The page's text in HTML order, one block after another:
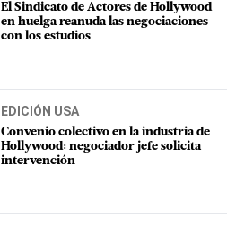
El Sindicato de Actores de Hollywood
en huelga reanuda las negociaciones
con los estudios
EDICIÓN USA
Convenio colectivo en la industria de
Hollywood: negociador jefe solicita
intervención